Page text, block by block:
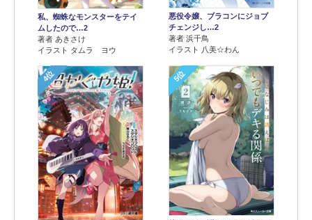
私、蜘蛛なモンスターをテイ
ムしたので…2
著者 あきさけ
イラスト タムラ ヨウ
悪役令嬢、ブラコンにジョブ
チェンジし…2
著者 浜千鳥
イラスト 八美☆わん
4位 5位